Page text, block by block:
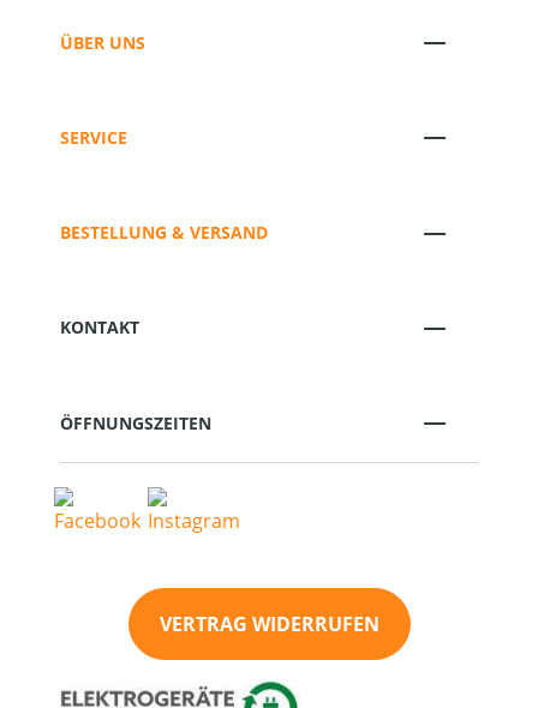
ÜBER UNS
SERVICE
BESTELLUNG & VERSAND
KONTAKT
ÖFFNUNGSZEITEN
VERTRAG WIDERRUFEN